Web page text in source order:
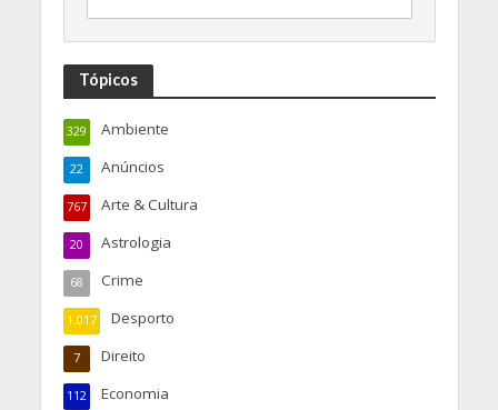
Tópicos
Ambiente
329
Anúncios
22
Arte & Cultura
767
Astrologia
20
Crime
68
Desporto
1.017
Direito
7
Economia
112